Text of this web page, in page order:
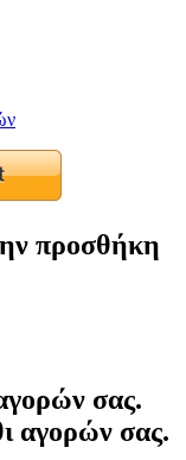
προσθήκη
σας.
αγορών σας.